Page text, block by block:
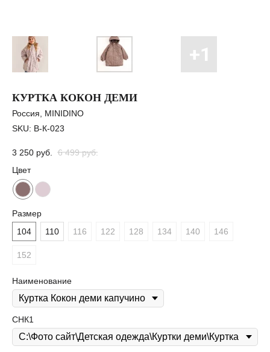
КУРТКА КОКОН ДЕМИ
Россия, MINIDINO
SKU: В-К-023
3 250 руб. 6 499 руб.
Цвет
Размер
104
110 116 122 128 134 140 146
152
Наименование
СНК1